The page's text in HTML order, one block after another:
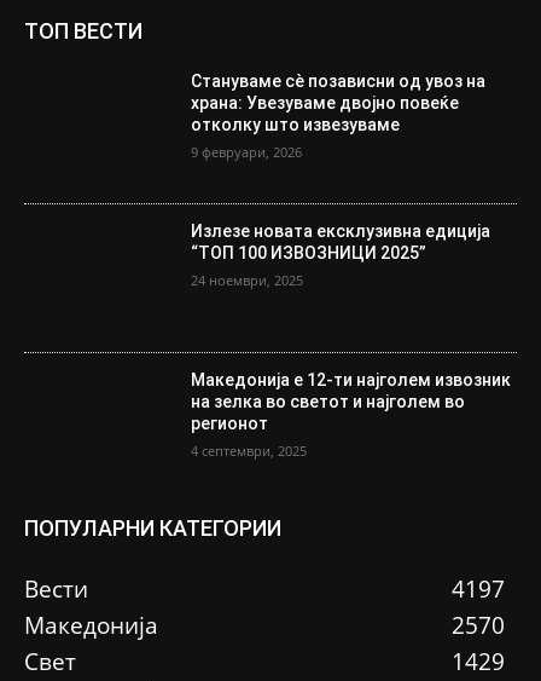
ТОП ВЕСТИ
Стануваме сè позависни од увоз на
храна: Увезуваме двојно повеќе
отколку што извезуваме
9 февруари, 2026
Излезе новата ексклузивна едиција
“ТОП 100 ИЗВОЗНИЦИ 2025”
24 ноември, 2025
Македонија е 12-ти најголем извозник
на зелка во светот и најголем во
регионот
4 септември, 2025
ПОПУЛАРНИ КАТЕГОРИИ
Вести
4197
Македонија
2570
Свет
1429